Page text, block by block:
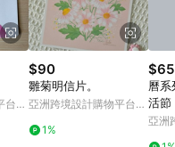
購物前往 Pinkoi
，不符合導購資格；承
購物前往 Pinkoi 頁
台
$90
雛菊明信片。
亞洲跨境設計購物平台
1%
$65
曆
活節
亞洲